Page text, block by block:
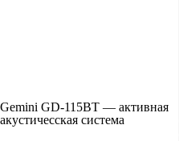
Gemini GD-115BT — активная
акустичесская система